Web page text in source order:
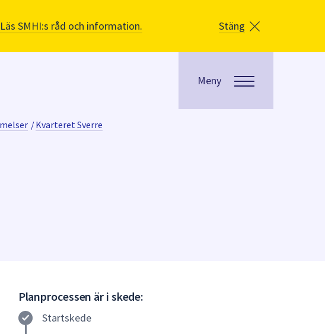
Läs SMHI:s råd och information. Stäng
Meny
/Kvarteret Sverre
Planprocessen är i skede:
Startskede